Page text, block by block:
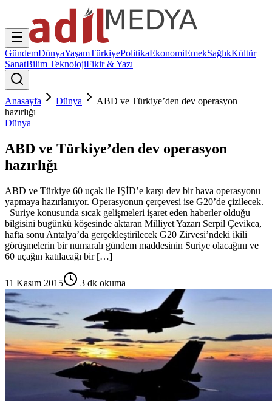
GündemDünyaYaşamTürkiyePolitikaEkonomiEmekSağlıkKültür
SanatBilim TeknolojiFikir & Yazı
Anasayfa Dünya
ABD ve Türkiye’den dev operasyon
hazırlığı
Dünya
ABD ve Türkiye’den dev operasyon
hazırlığı
ABD ve Türkiye 60 uçak ile IŞİD’e karşı dev bir hava operasyonu
yapmaya hazırlanıyor. Operasyonun çerçevesi ise G20’de çizilecek.
Suriye konusunda sıcak gelişmeleri işaret eden haberler olduğu
bilgisini bugünkü köşesinde aktaran Milliyet Yazarı Serpil Çevikca,
hafta sonu Antalya’da gerçekleştirilecek G20 Zirvesi’ndeki ikili
görüşmelerin bir numaralı gündem maddesinin Suriye olacağını ve
60 uçağın katılacağı bir […]
11 Kasım 2015 3 dk okuma